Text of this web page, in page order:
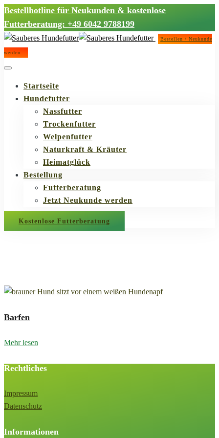
Bestellhotline für Neukunden & kostenlose
Futterberatung: +49 6042 9788199
Bestellen / Neukunde
werden
Startseite
Hundefutter
Nassfutter
Trockenfutter
Welpenfutter
Naturkraft & Kräuter
Heimatglück
Bestellung
Futterberatung
Jetzt Neukunde werden
Kostenlose Futterberatung
Barfen
Mehr lesen
Rechtliches
Impressum
Datenschutz
Informationen